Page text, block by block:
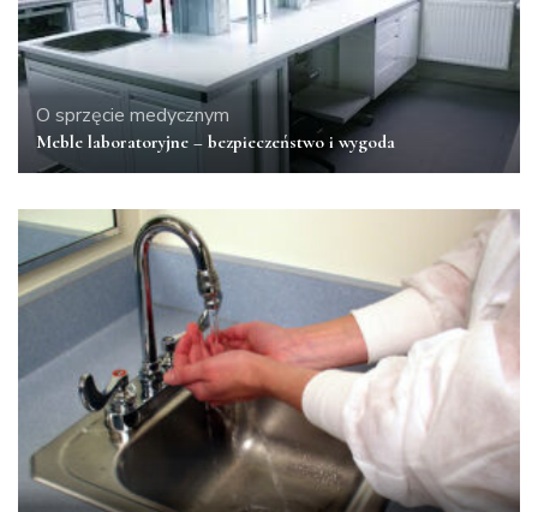
O sprzęcie medycznym
Meble laboratoryjne – bezpieczeństwo i wygoda